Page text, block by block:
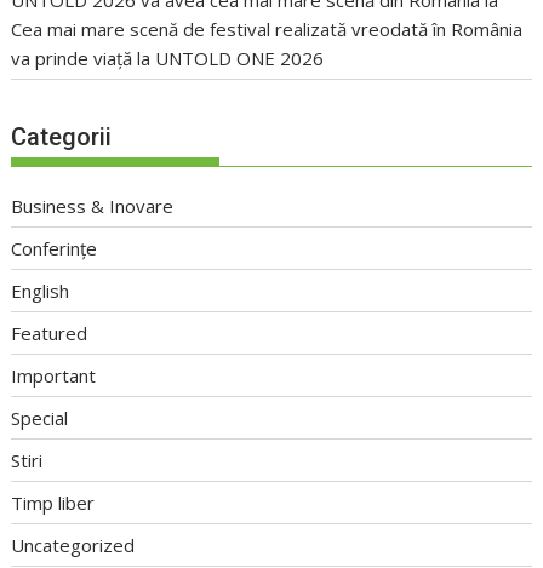
Cea mai mare scenă de festival realizată vreodată în România
va prinde viață la UNTOLD ONE 2026
Categorii
Business & Inovare
Conferințe
English
Featured
Important
Special
Stiri
Timp liber
Uncategorized